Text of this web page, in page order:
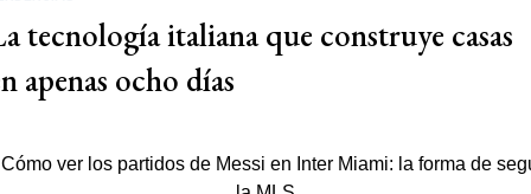
tecnología italiana que construye casas
apenas ocho días